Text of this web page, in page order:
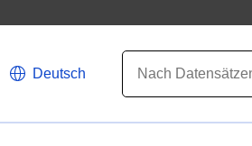
Deutsch